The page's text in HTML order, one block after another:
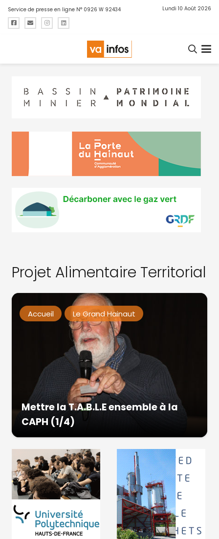
Service de presse en ligne N° 0926 W 92434 Lundi 10 Août 2026
Projet Alimentaire Territorial
Accueil Le Grand Hainaut
Mettre la T.A.B.L.E ensemble à la
CAPH (1/4)